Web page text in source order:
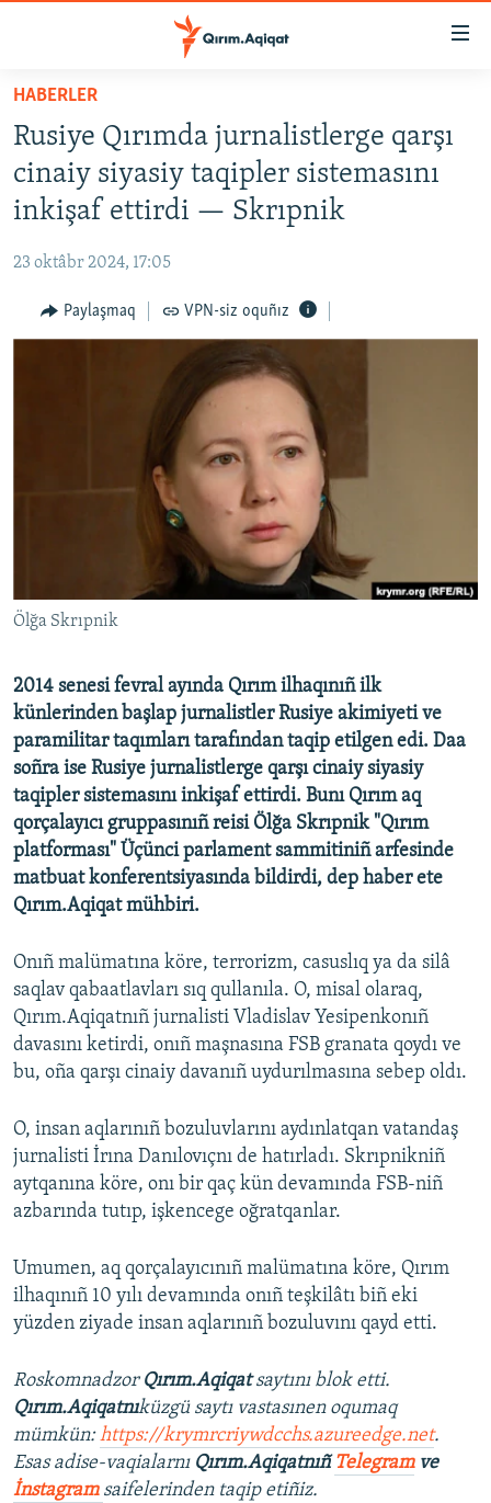
Esas
qaytmaq
Baş
navigatsiyağa
qaytmaq
Qıdıruvğa
SİYASET
İQTİSADİYAT
MEDENİYET
İNSAN AQLARI
QOŞULIÑIZ!
RFE/RS bütün saytları
HABERLER
Rusiye Qırımda jurnalistlerge qarşı
cinaiy siyasiy taqipler sistemasını
inkişaf ettirdi — Skrıpnik
23 oktâbr 2024, 17:05
Paylaşmaq VPN-siz oquñız
Ölğa Skrıpnik
2014 senesi fevral ayında Qırım ilhaqınıñ ilk
künlerinden başlap jurnalistler Rusiye akimiyeti ve
paramilitar taqımları tarafından taqip etilgen edi. Daa
soñra ise Rusiye jurnalistlerge qarşı cinaiy siyasiy
taqipler sistemasını inkişaf ettirdi. Bunı Qırım aq
qorçalayıcı gruppasınıñ reisi Ölğa Skrıpnik "Qırım
platforması" Üçünci parlament sammitiniñ arfesinde
matbuat konferentsiyasında bildirdi, dep haber ete
Qırım.Aqiqat mühbiri.
Onıñ malümatına köre, terrorizm, casuslıq ya da silâ
saqlav qabaatlavları sıq qullanıla. O, misal olaraq,
Qırım.Aqiqatnıñ jurnalisti Vladislav Yesipenkonıñ
davasını ketirdi, onıñ maşnasına FSB granata qoydı ve
bu, oña qarşı cinaiy davanıñ uydurılmasına sebep oldı.
O, insan aqlarınıñ bozuluvlarını aydınlatqan vatandaş
jurnalisti İrına Danılovıçnı de hatırladı. Skrıpnikniñ
aytqanına köre, onı bir qaç kün devamında FSB-niñ
azbarında tutıp, işkencege oğratqanlar.
Umumen, aq qorçalayıcınıñ malümatına köre, Qırım
ilhaqınıñ 10 yılı devamında onıñ teşkilâtı biñ eki
yüzden ziyade insan aqlarınıñ bozuluvını qayd etti.
Roskomnadzor Qırım.Aqiqatsaytını blok etti.
Qırım.Aqiqatnıküzgü saytı vastasınen oqumaq
mümkün:https://krymrcriywdcchs.azureedge.net.
Esas adise-vaqialarnı Qırım.Aqiqatnıñ Telegramve
İnstagram saifelerinden taqip etiñiz.